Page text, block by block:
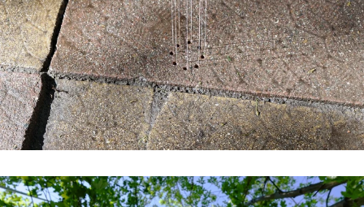
#2 | 2022 Anna Bochkova
#1 | 2022 Christophe Constantin
//related to limit
#8 | 2021 Michael A. Robinson
#6 | 2021 Renata Rara Kaminska